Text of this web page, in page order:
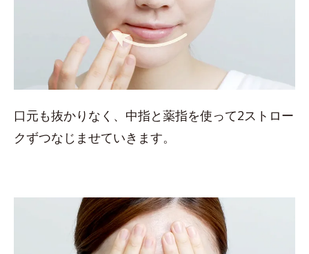
口元も抜かりなく、中指と薬指を使って2ストロー
クずつなじませていきます。